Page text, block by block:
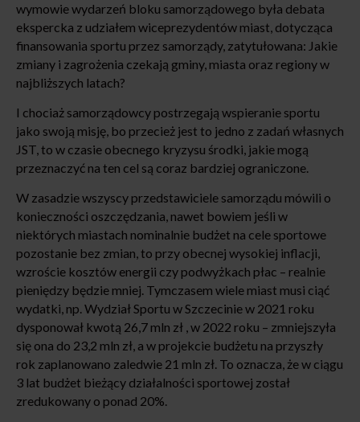
wymowie wydarzeń bloku samorządowego była debata
ekspercka z udziałem wiceprezydentów miast, dotycząca
finansowania sportu przez samorządy, zatytułowana: Jakie
zmiany i zagrożenia czekają gminy, miasta oraz regiony w
najbliższych latach?
I chociaż samorządowcy postrzegają wspieranie sportu
jako swoją misję, bo przecież jest to jedno z zadań własnych
JST, to w czasie obecnego kryzysu środki, jakie mogą
przeznaczyć na ten cel są coraz bardziej ograniczone.
W zasadzie wszyscy przedstawiciele samorządu mówili o
konieczności oszczędzania, nawet bowiem jeśli w
niektórych miastach nominalnie budżet na cele sportowe
pozostanie bez zmian, to przy obecnej wysokiej inflacji,
wzroście kosztów energii czy podwyżkach płac – realnie
pieniędzy będzie mniej. Tymczasem wiele miast musi ciąć
wydatki, np. Wydział Sportu w Szczecinie w 2021 roku
dysponował kwotą 26,7 mln zł , w 2022 roku – zmniejszyła
się ona do 23,2 mln zł, a w projekcie budżetu na przyszły
rok zaplanowano zaledwie 21 mln zł. To oznacza, że w ciągu
3 lat budżet bieżący działalności sportowej został
zredukowany o ponad 20%.